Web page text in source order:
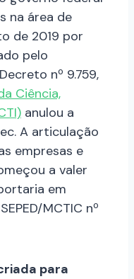
na área de
de 2019 por
pelo
nº 9.759,
Ciência,
anulou a
A articulação
empresas e
a valer
em
MCTIC nº
para